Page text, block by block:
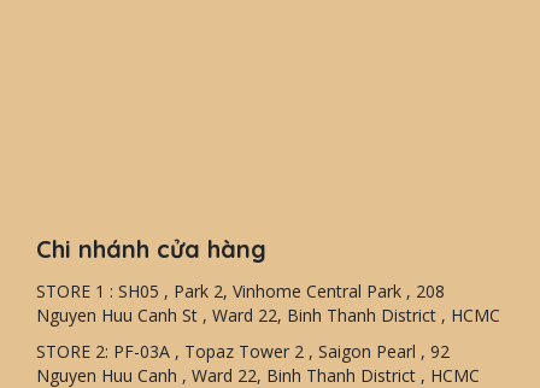
Chi nhánh cửa hàng
STORE 1 : SH05 , Park 2, Vinhome Central Park , 208
Nguyen Huu Canh St , Ward 22, Binh Thanh District , HCMC
STORE 2: PF-03A , Topaz Tower 2 , Saigon Pearl , 92
Nguyen Huu Canh , Ward 22, Binh Thanh District , HCMC